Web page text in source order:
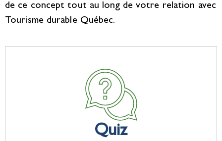
de ce concept tout au long de votre relation avec
Tourisme durable Québec.
Quiz